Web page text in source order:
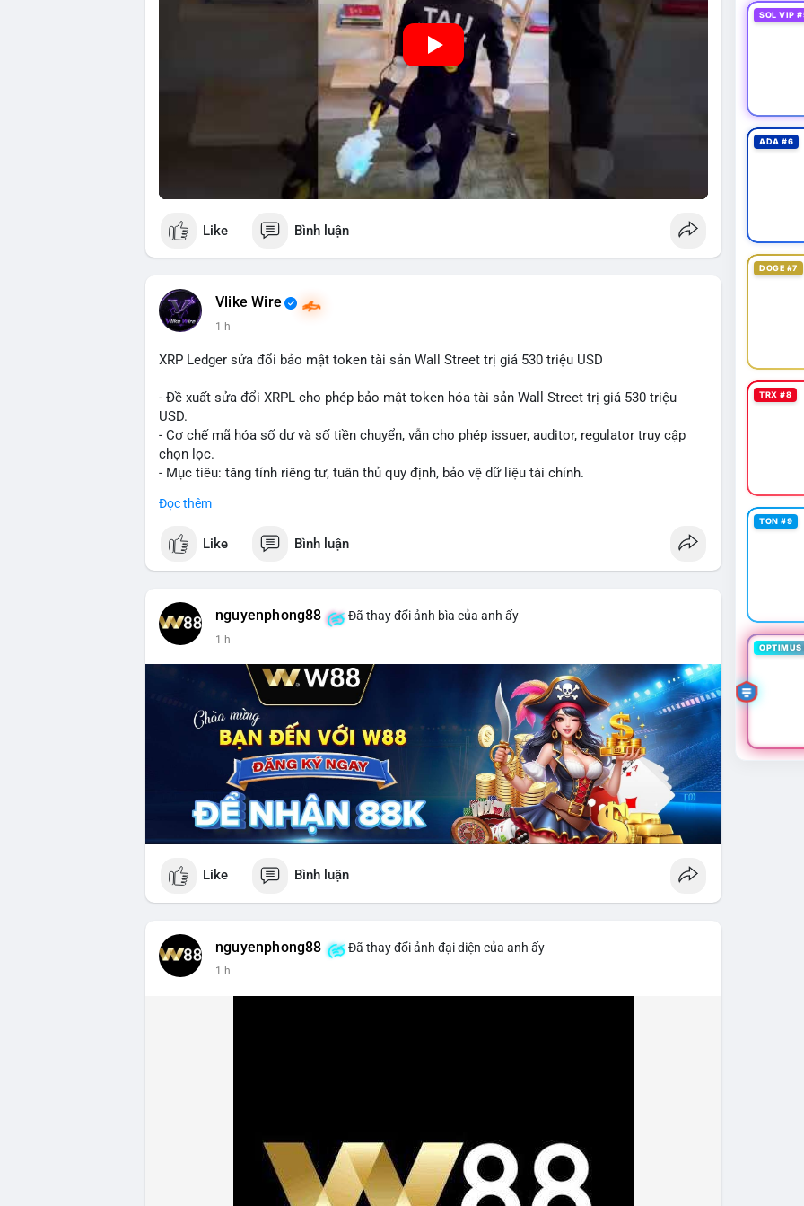
Like Bình luận
Vlike Wire
1 h
XRP Ledger sửa đổi bảo mật token tài sản Wall Street trị giá 530 triệu USD
- Đề xuất sửa đổi XRPL cho phép bảo mật token hóa tài sản Wall Street trị giá 530 triệu
USD.
- Cơ chế mã hóa số dư và số tiền chuyển, vẫn cho phép issuer, auditor, regulator truy cập
chọn lọc.
- Mục tiêu: tăng tính riêng tư, tuân thủ quy định, bảo vệ dữ liệu tài chính.
$xrp
#vlikevn
📰 Nguồn: CoinDesk
Đọc thêm
Like Bình luận
nguyenphong88 Đã thay đổi ảnh bìa của anh ấy
1 h
Like Bình luận
nguyenphong88 Đã thay đổi ảnh đại diện của anh ấy
1 h
SOL VIP
ADA #6
DOGE #7
TRX #8
TON #9
OPTIMUS